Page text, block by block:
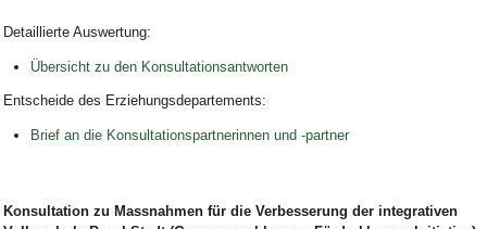
Detaillierte Auswertung:
Übersicht zu den Konsultationsantworten
Entscheide des Erziehungsdepartements:
Brief an die Konsultationspartnerinnen und -partner
Konsultation zu Massnahmen für die Verbesserung der integrativen